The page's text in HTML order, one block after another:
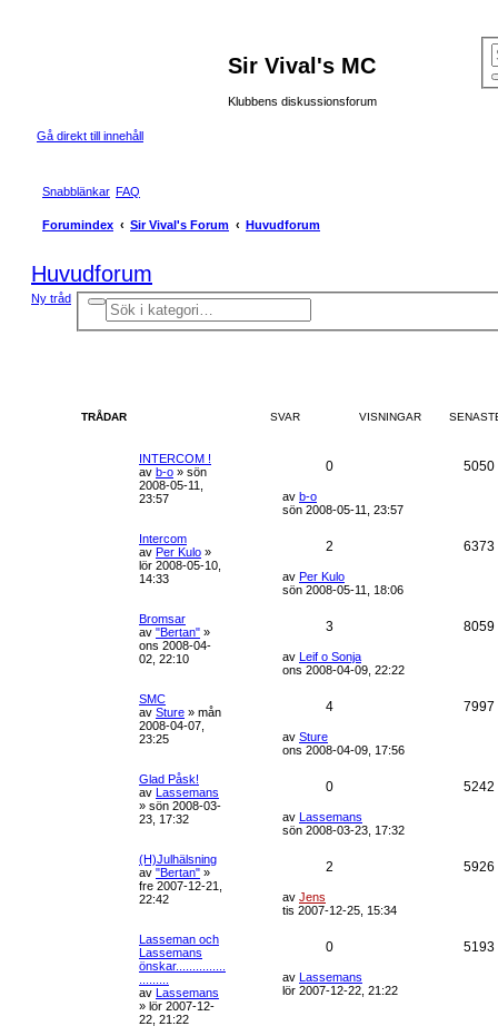
Sir Vival's MC
Klubbens diskussionsforum
Gå direkt till innehåll
Snabblänkar FAQ
Forumindex Sir Vival's Forum Huvudforum
Huvudforum
Ny tråd
S
ö
A
v
a
d
s
TRÅDAR SVAR VISNINGAR
INTERCOM !
av b-o » sön
2008-05-11,
23:57
0 5050
av b-o
sön 2008-05-11, 23:57
Intercom
av Per Kulo »
lör 2008-05-10,
14:33
2 6373
av Per Kulo
sön 2008-05-11, 18:06
Bromsar
av "Bertan" »
ons 2008-04-
02, 22:10
3 8059
av Leif o Sonja
ons 2008-04-09, 22:22
SMC
av Sture » mån
2008-04-07,
23:25
4 7997
av Sture
ons 2008-04-09, 17:56
Glad Påsk!
av Lassemans
» sön 2008-03-
23, 17:32
0 5242
av Lassemans
sön 2008-03-23, 17:32
(H)Julhälsning
av "Bertan" »
fre 2007-12-21,
22:42
2 5926
av Jens
tis 2007-12-25, 15:34
Lasseman och
Lassemans
önskar...............
av Lassemans
» lör 2007-12-
22, 21:22
0 5193
av Lassemans
lör 2007-12-22, 21:22